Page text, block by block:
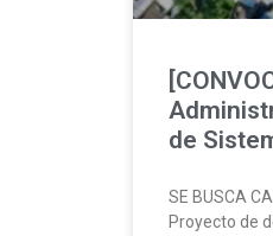
de
SE BUSCA
Proyecto de